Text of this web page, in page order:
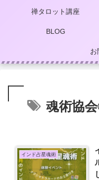
禅タロット講座
BLOG
お
魂術協
インド占星魂術